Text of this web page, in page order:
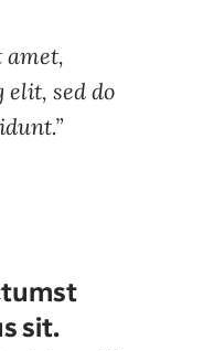
amet,
elit, sed do
sit.